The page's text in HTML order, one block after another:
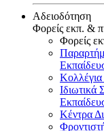
Αδειοδότηση
Φορείς εκπ. &
Φορείς
Ιδιωτικά
Κέντρα